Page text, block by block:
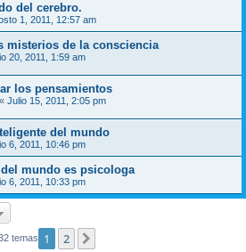
del cerebro.
1, 2011, 12:57 am
misterios de la consciencia
20, 2011, 1:59 am
los pensamientos
« Julio 15, 2011, 2:05 pm
del mundo
6, 2011, 10:46 pm
mundo es psicologa
6, 2011, 10:33 pm
temas 1 2